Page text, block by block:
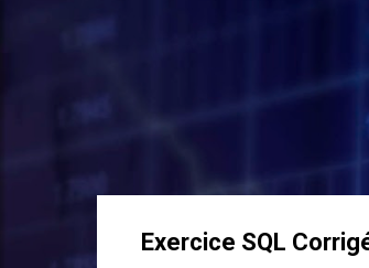
Exercice SQL